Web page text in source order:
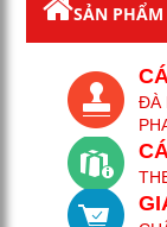
SẢN PHẨM
ĐÀ